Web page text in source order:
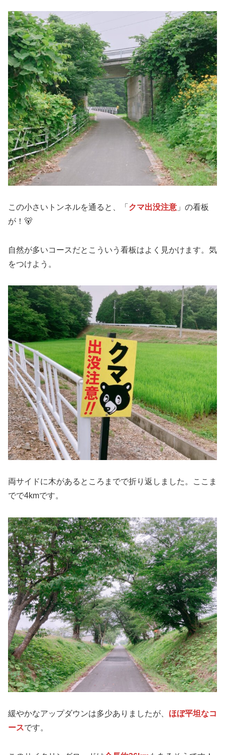
この小さいトンネルを通ると、「 クマ出没注意 」の看板
が！🐻
自然が多いコースだとこういう看板はよく見かけます。気
をつけよう。
両サイドに木があるところまでで折り返しました。ここま
でで4kmです。
緩やかなアップダウンは多少ありましたが、 ほぼ平坦なコ
ースです。